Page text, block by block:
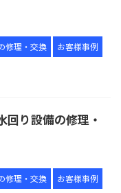
修理・交換
お客様事例
回り設備の修理・
修理・交換
お客様事例